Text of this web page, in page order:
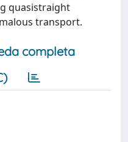
quasistraight
transport.
completa